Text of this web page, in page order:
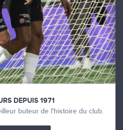
DEPUIS 1971
buteur de l'histoire du club.